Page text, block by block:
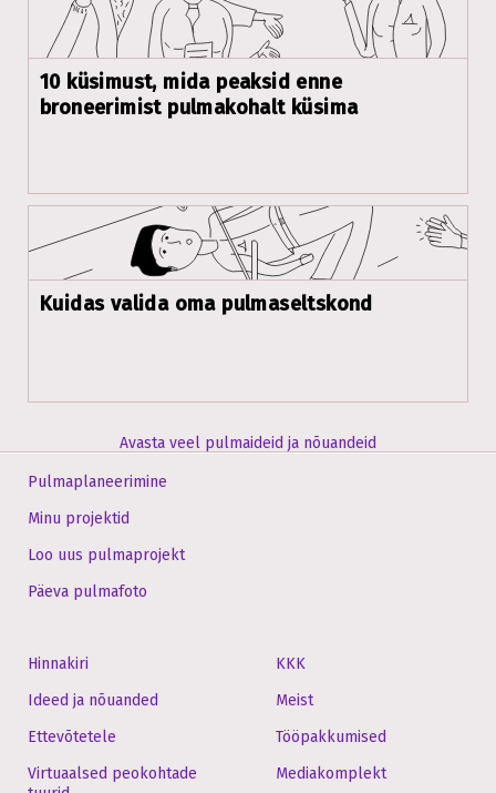
10 küsimust, mida peaksid enne
broneerimist pulmakohalt küsima
Kuidas valida oma pulmaseltskond
Avasta veel pulmaideid ja nõuandeid
Pulmaplaneerimine
Minu projektid
Loo uus pulmaprojekt
Päeva pulmafoto
Hinnakiri
Ideed ja nõuanded
Ettevõtetele
Virtuaalsed peokohtade
KKK
Meist
Tööpakkumised
Mediakomplekt